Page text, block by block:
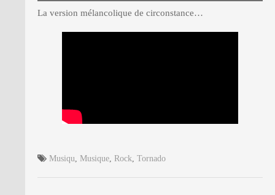
La version mélancolique de circonstance…
Musiqu Musique Rock Tornado